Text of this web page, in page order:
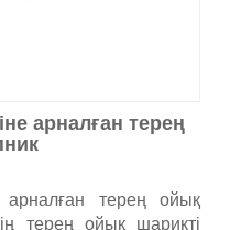
арналған терең
арналған терең ойық
терең ойық шарикті